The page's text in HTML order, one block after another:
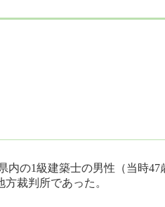
の1級建築士の男性（当時
裁判所であった。